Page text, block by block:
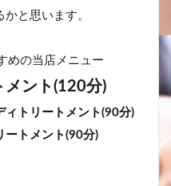
と思います。
めの当店メニュー
メント(120分)
ィトリートメント(90分)
ートメント(90分)